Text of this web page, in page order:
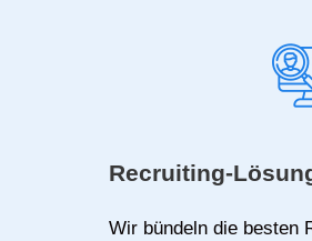
Recruiting-
Wir bündeln die besten